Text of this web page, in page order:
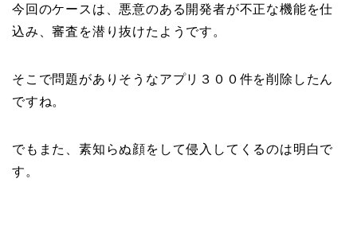
今回のケースは、悪意のある開発者が不正な機能を仕
込み、審査を潜り抜けたようです。
そこで問題がありそうなアプリ３００件を削除したん
ですね。
でもまた、素知らぬ顔をして侵入してくるのは明白で
す。